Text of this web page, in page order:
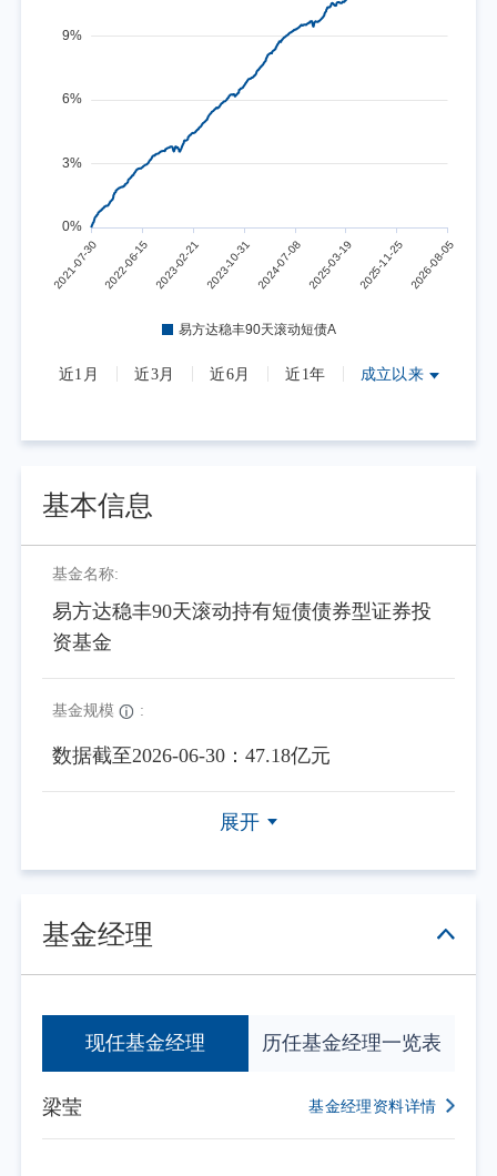
近1月 近3月 近6月 近1年 成立以来
基本信息
基金名称:
易方达稳丰90天滚动持有短债债券型证券投
资基金
基金规模 :
数据截至2026-06-30：47.18亿元
展开
基金经理
现任基金经理 历任基金经理一览表
梁莹 基金经理资料详情